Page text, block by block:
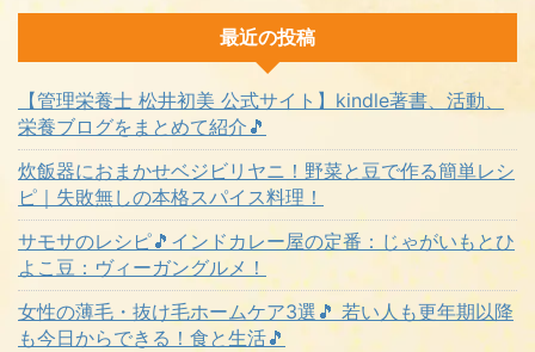
最近の投稿
【管理栄養士 松井初美 公式サイト】kindle著書、活動、
栄養ブログをまとめて紹介🎵
炊飯器におまかせベジビリヤニ！野菜と豆で作る簡単レシ
ピ｜失敗無しの本格スパイス料理！
サモサのレシピ🎵インドカレー屋の定番：じゃがいもとひ
よこ豆：ヴィーガングルメ！
女性の薄毛・抜け毛ホームケア3選🎵 若い人も更年期以降
も今日からできる！食と生活🎵